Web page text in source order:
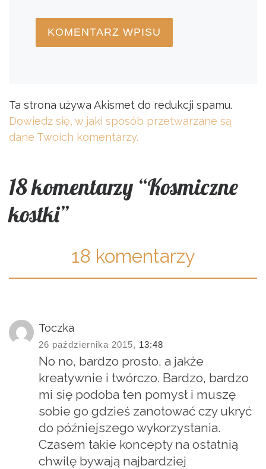
Ta strona używa Akismet do redukcji spamu.
Dowiedz się, w jaki sposób przetwarzane są
dane Twoich komentarzy.
18 komentarzy “Kosmiczne
kostki”
18 komentarzy
Toczka
26 października 2015, 13:48
No no, bardzo prosto, a jakże
kreatywnie i twórczo. Bardzo, bardzo
mi się podoba ten pomysł i muszę
sobie go gdzieś zanotować czy ukryć
do późniejszego wykorzystania.
Czasem takie koncepty na ostatnią
chwilę bywają najbardziej